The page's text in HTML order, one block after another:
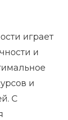
играет
и
и
С